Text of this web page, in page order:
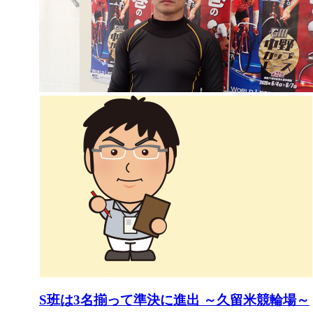
S班は3名揃って準決に進出 ～久留米競輪場～